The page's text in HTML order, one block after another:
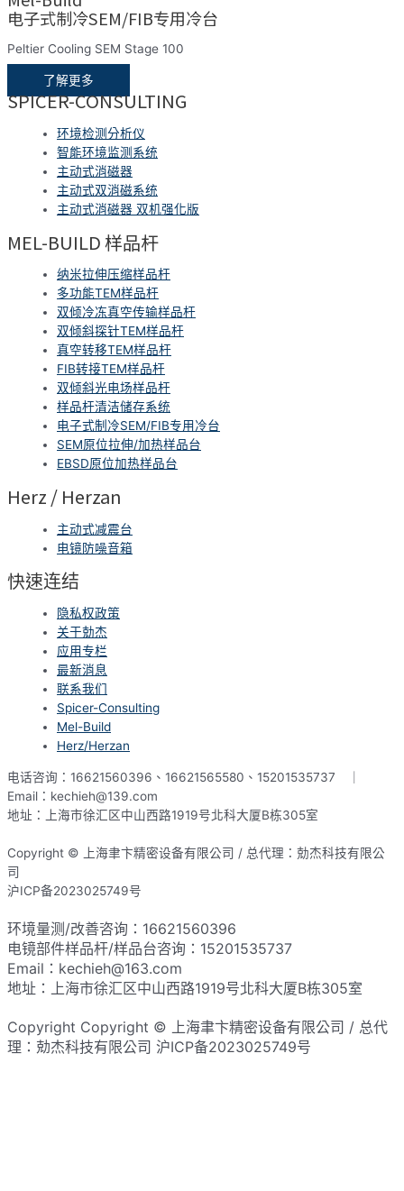
电子式制冷SEM/FIB专用冷台
Peltier Cooling SEM Stage 100
了解更多
SPICER-CONSULTING
环境检测分析仪
智能环境监测系统
主动式消磁器
主动式双消磁系统
主动式消磁器 双机强化版
MEL-BUILD 样品杆
纳米拉伸压缩样品杆
多功能TEM样品杆
双倾冷冻真空传输样品杆
双倾斜探针TEM样品杆
真空转移TEM样品杆
FIB转接TEM样品杆
双倾斜光电场样品杆
样品杆清洁储存系统
电子式制冷SEM/FIB专用冷台
SEM原位拉伸/加热样品台
EBSD原位加热样品台
Herz / Herzan
主动式减震台
电镜防噪音箱
快速连结
隐私权政策
关于勀杰
应用专栏
最新消息
联系我们
Spicer-Consulting
Mel-Build
Herz/Herzan
电话咨询：16621560396、16621565580、15201535737 ｜
Email：kechieh@139.com
地址：上海市徐汇区中山西路1919号北科大厦B栋305室
Copyright © 上海聿卞精密设备有限公司 / 总代理：勀杰科技有限公
司
沪ICP备2023025749号
环境量测/改善咨询：16621560396
电镜部件样品杆/样品台咨询：15201535737
Email：kechieh@163.com
地址：上海市徐汇区中山西路1919号北科大厦B栋305室
Copyright Copyright © 上海聿卞精密设备有限公司 / 总代
理：勀杰科技有限公司 沪ICP备2023025749号​